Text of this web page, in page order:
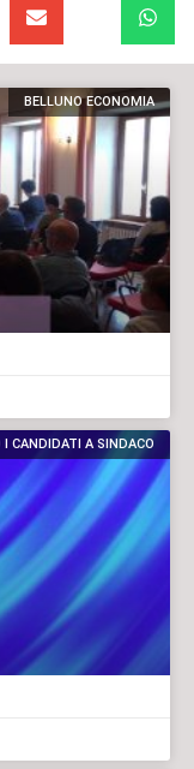
BELLUNO ECONOMIA
I CANDIDATI A SINDACO